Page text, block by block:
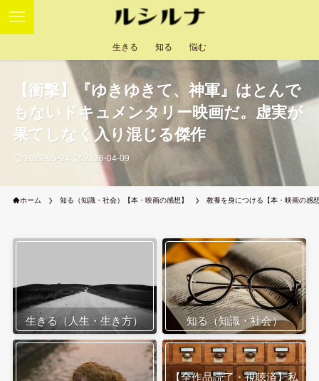
生きる 知る 悩む
【衝撃】『ゆきゆきて、神軍』はとんで
もないドキュメンタリー映画だ。虚実が
果てしなく入り混じる傑作
2022-05-24 2026-04-09
ホーム 知る（知識・社会）【本・映画の感想】 教養を身につける【本・映画の感
生きる（人生・生き方） 知る（知識・社会）
【全作品読了・視聴済】私